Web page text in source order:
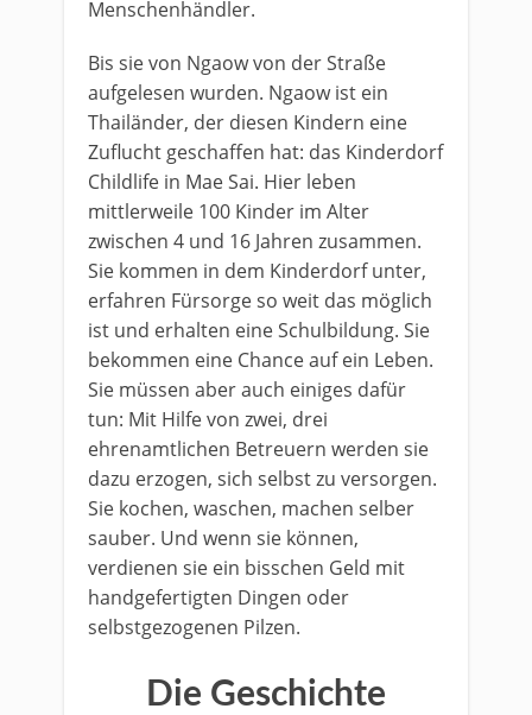
Menschenhändler.
Bis sie von Ngaow von der Straße
aufgelesen wurden. Ngaow ist ein
Thailänder, der diesen Kindern eine
Zuflucht geschaffen hat: das Kinderdorf
Childlife in Mae Sai. Hier leben
mittlerweile 100 Kinder im Alter
zwischen 4 und 16 Jahren zusammen.
Sie kommen in dem Kinderdorf unter,
erfahren Fürsorge so weit das möglich
ist und erhalten eine Schulbildung. Sie
bekommen eine Chance auf ein Leben.
Sie müssen aber auch einiges dafür
tun: Mit Hilfe von zwei, drei
ehrenamtlichen Betreuern werden sie
dazu erzogen, sich selbst zu versorgen.
Sie kochen, waschen, machen selber
sauber. Und wenn sie können,
verdienen sie ein bisschen Geld mit
handgefertigten Dingen oder
selbstgezogenen Pilzen.
Die Geschichte